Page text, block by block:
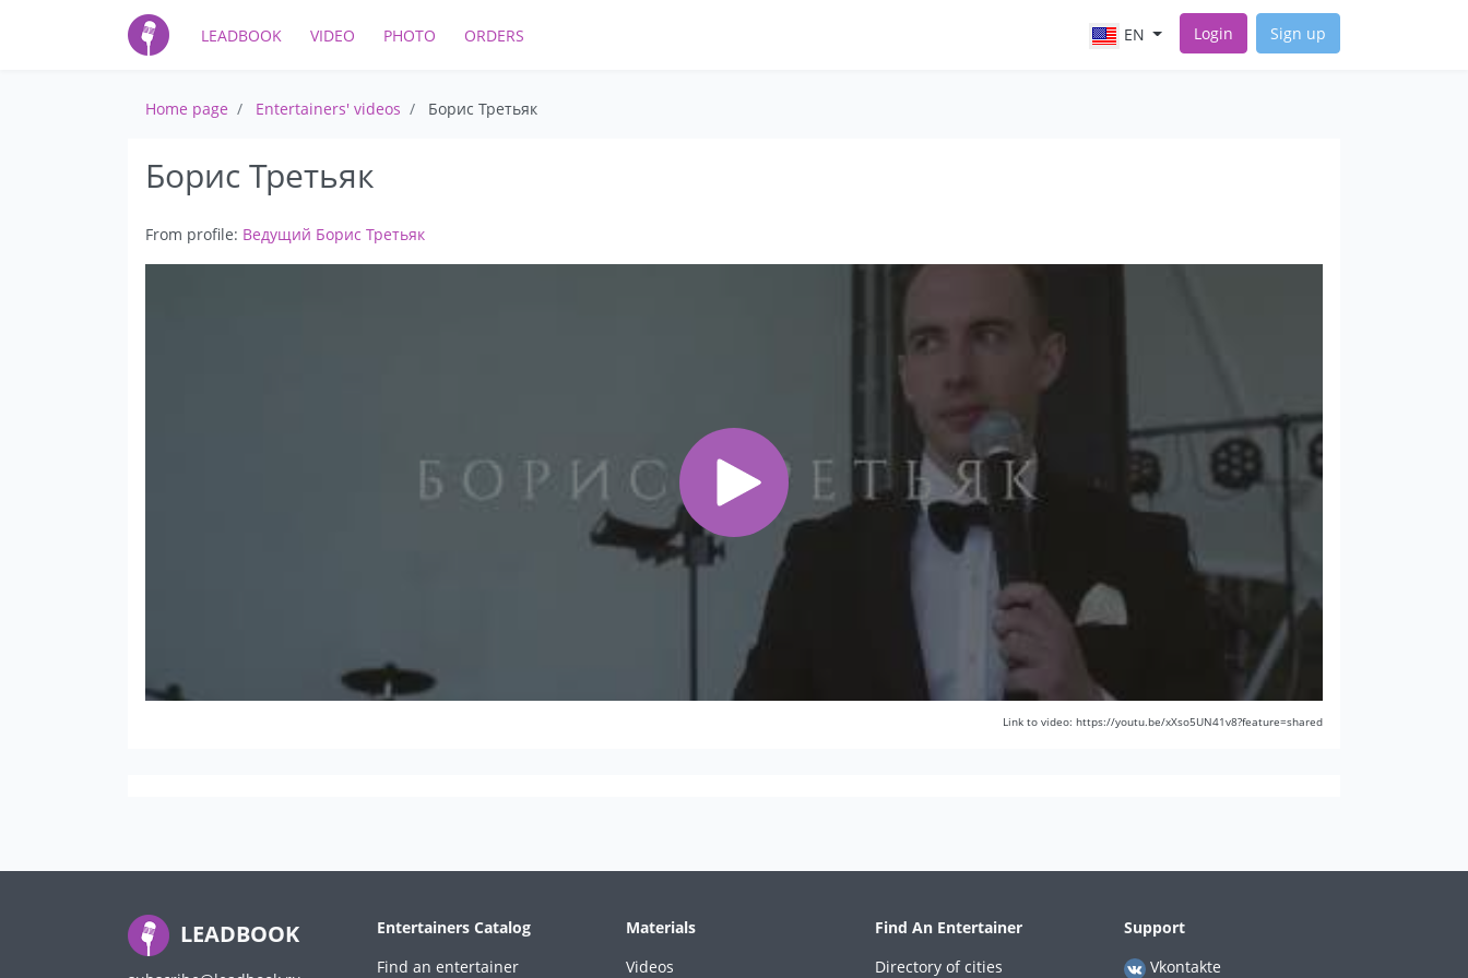
LEADBOOK VIDEO PHOTO ORDERS EN Login Sign up
Home page Entertainers' videos Борис Третьяк
Борис Третьяк
From profile: Ведущий Борис Третьяк
Link to video: https://youtu.be/xXso5UN41v8?feature=shared
LEADBOOK
Entertainers Catalog
Find an entertainer
Materials
Videos
Find An Entertainer
Directory of cities
Support
Vkontakte